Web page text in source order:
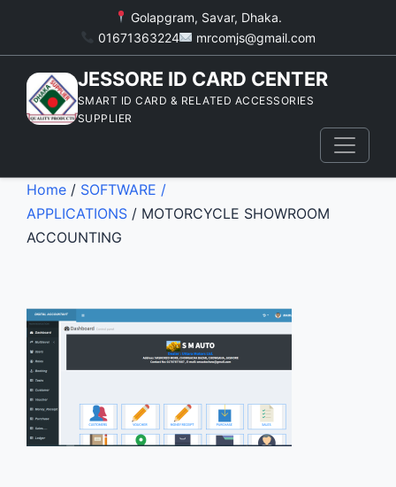
Golapgram, Savar, Dhaka.
01671363224
mrcomjs@gmail.com
JESSORE ID CARD CENTER
SMART ID CARD & RELATED ACCESSORIES
SUPPLIER
Home/ SOFTWARE /
APPLICATIONS/ MOTORCYCLE SHOWROOM
ACCOUNTING